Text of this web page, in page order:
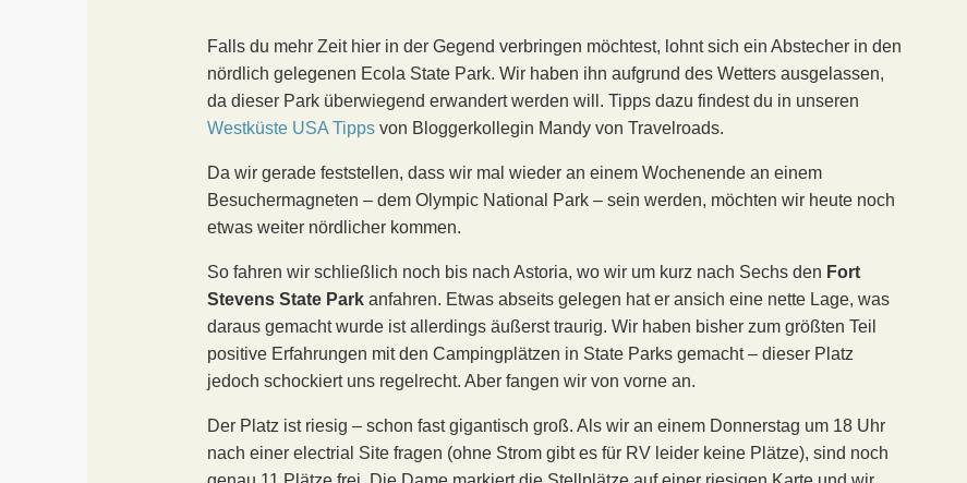
Falls du mehr Zeit hier in der Gegend verbringen möchtest, lohnt sich ein Abstecher in den
nördlich gelegenen Ecola State Park. Wir haben ihn aufgrund des Wetters ausgelassen,
da dieser Park überwiegend erwandert werden will. Tipps dazu findest du in unseren
Westküste USA Tipps von Bloggerkollegin Mandy von Travelroads.
Da wir gerade feststellen, dass wir mal wieder an einem Wochenende an einem
Besuchermagneten – dem Olympic National Park – sein werden, möchten wir heute noch
etwas weiter nördlicher kommen.
So fahren wir schließlich noch bis nach Astoria, wo wir um kurz nach Sechs den Fort
Stevens State Park anfahren. Etwas abseits gelegen hat er ansich eine nette Lage, was
daraus gemacht wurde ist allerdings äußerst traurig. Wir haben bisher zum größten Teil
positive Erfahrungen mit den Campingplätzen in State Parks gemacht – dieser Platz
jedoch schockiert uns regelrecht. Aber fangen wir von vorne an.
Der Platz ist riesig – schon fast gigantisch groß. Als wir an einem Donnerstag um 18 Uhr
nach einer electrial Site fragen (ohne Strom gibt es für RV leider keine Plätze), sind noch